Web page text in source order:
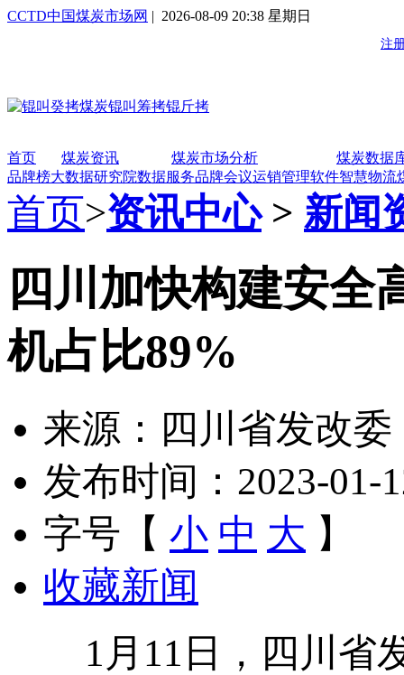
CCTD中国煤炭市场网 | 2026-08-09 20:38 星期日
首页 煤炭资讯 煤炭市场分析
煤炭数据
品牌榜大数据研究院数据服务品牌会议运销管理软件智慧物流
首页>资讯中心> 新闻
四川加快构建安全
机占比89%
来源：四川省发改委
发布时间：2023-01-
字号【 小 中 大 】
收藏新闻
1月11日，四川省发